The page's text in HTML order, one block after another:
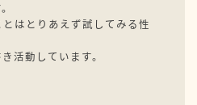
はとりあえず試してみる性
活動しています。